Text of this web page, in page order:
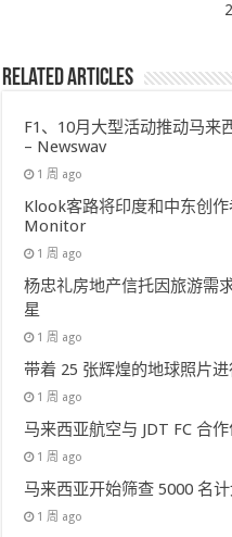
Related Articles
F1、10月大型活动推动马来
– Newswav
1 周 ago
Klook客路将印度和中东创
Monitor
1 周 ago
杨忠礼房地产信托因旅游需
星
1 周 ago
带着 25 张辉煌的地球照片
1 周 ago
马来西亚航空与 JDT FC 合
1 周 ago
马来西亚开始筛查 5000 名
1 周 ago